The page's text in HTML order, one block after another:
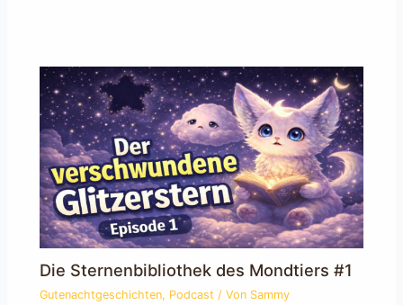
Die Sternenbibliothek des Mondtiers #1
Gutenachtgeschichten, Podcast / Von Sammy